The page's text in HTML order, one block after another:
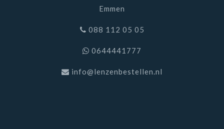
Emmen
088 112 05 05
0644441777
info@lenzenbestellen.nl